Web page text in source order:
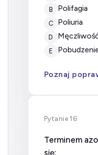
B polifagia
C poliuria
D
E
Poznaj
Pytanie 16
Terminem
się: